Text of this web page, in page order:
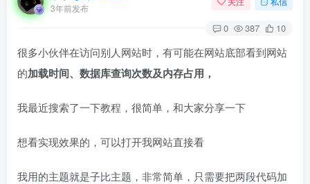
3年前发布
0 387 10
很多小伙伴在访问别人网站时，有可能在网站底部看到网站
的加载时间、数据库查询次数及内存占用，
我最近搜索了一下教程，很简单，和大家分享一下
想看实现效果的，可以打开我网站直接看
我用的主题就是子比主题，非常简单，只需要把两段代码加